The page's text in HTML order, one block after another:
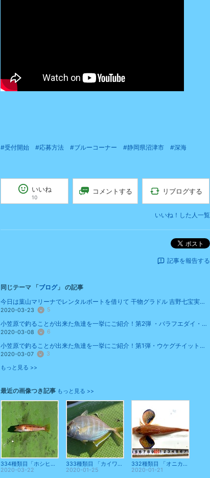
#受付開始 #応募方法 #ブルーコーナー #静岡県沼津市 #深海
いいね
10
コメントする リブログする
いいね！した人一覧
ポスト
記事を報告する
同じテーマ 「ブログ」 の記事
今日は葉山マリーナでレンタルボートを借りて 干物グラドル 吉野七宝実さんとマリンライセンス...
2020-03-23 5
小笠原で釣ることが出来た魚達を一挙にご紹介！第2弾 ・バラフエダイ・ウメイロ・キビ...
2020-03-08 6
小笠原で釣ることが出来た魚達を一挙にご紹介！第1弾・ウケグチイットウダイ・リュウキ...
2020-03-07 3
もっと見る >>
最近の画像つき記事 もっと見る >>
334種類目「ホシヒメコダイ」
2020-03-22
333種類目 「カイワリ」
2020-01-25
332種類目 「オニカナガシラ」
2020-01-21